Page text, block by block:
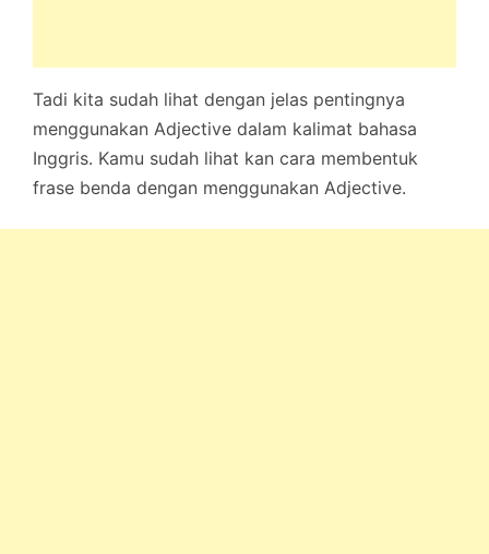
Tadi kita sudah lihat dengan jelas pentingnya
menggunakan Adjective dalam kalimat bahasa
Inggris. Kamu sudah lihat kan cara membentuk
frase benda dengan menggunakan Adjective.